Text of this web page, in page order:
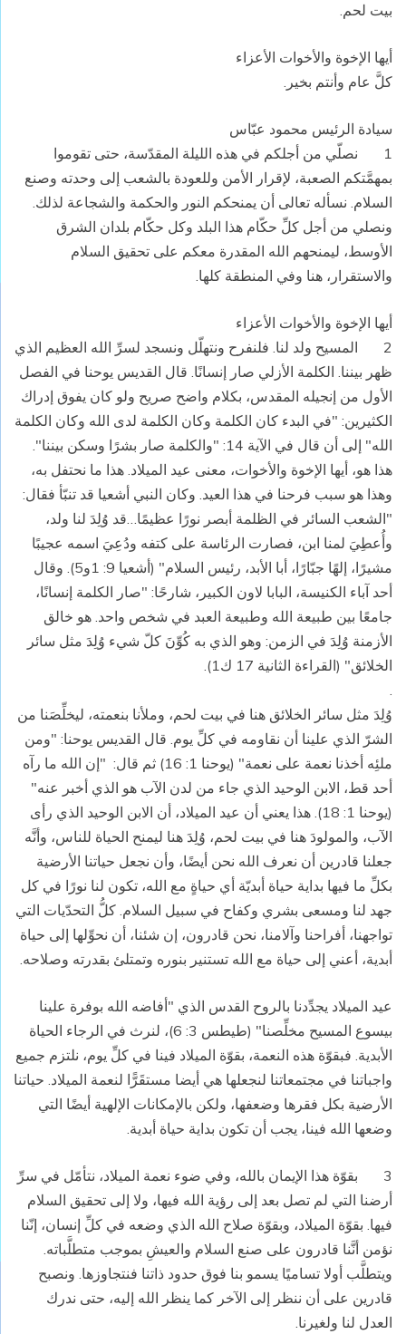
بيت لحم.
أيها الإخوة والأخوات الأعزاء
كلَّ عام وأنتم بخير.
سيادة الرئيس محمود عبّاس
1 نصلّي من أجلكم في هذه الليلة المقدّسة، حتى تقوموا
بمهمَّتكم الصعبة، لإقرار الأمن وللعودة بالشعب إلى وحدته وصنع
السلام. نسأله تعالى أن يمنحكم النور والحكمة والشجاعة لذلك.
ونصلي من أجل كلِّ حكّام هذا البلد وكل حكّام بلدان الشرق
الأوسط، ليمنحهم الله المقدرة معكم على تحقيق السلام
والاستقرار، هنا وفي المنطقة كلها.
أيها الإخوة والأخوات الأعزاء
2 المسيح ولد لنا. فلنفرح ونتهلّل ونسجد لسرِّ الله العظيم الذي
ظهر بيننا. الكلمة الأزلي صار إنسانًا. قال القديس يوحنا في الفصل
الأول من إنجيله المقدس، بكلام واضح صريح ولو كان يفوق إدراك
الكثيرين: "في البدء كان الكلمة وكان الكلمة لدى الله وكان الكلمة
الله" إلى أن قال في الآية 14: "والكلمة صار بشرًا وسكن بيننا".
هذا هو، أيها الإخوة والأخوات، معنى عيد الميلاد. هذا ما نحتفل به،
وهذا هو سبب فرحنا في هذا العيد. وكان النبي أشعيا قد تنبّأ فقال:
"الشعب السائر في الظلمة أبصر نورًا عظيمًا…قد وُلِدَ لنا ولد،
وأُعطِيَ لمنا ابن، فصارت الرئاسة على كتفه ودُعِيَ اسمه عجيبًا
مشيرًا، إلهًا جبّارًا، أبا الأبد، رئيس السلام" (أشعيا 9: 1و5). وقال
أحد آباء الكنيسة، البابا لاون الكبير، شارحًا: "صار الكلمة إنسانًا،
جامعًا بين طبيعة الله وطبيعة العبد في شخص واحد. هو خالق
الأزمنة وُلِدَ في الزمن: وهو الذي به كُوِّنَ كلّ شيء وُلِدَ مثل سائر
الخلائق" (القراءة الثانية 17 ك1).
.
وُلِدَ مثل سائر الخلائق هنا في بيت لحم، وملأنا بنعمته، ليخلِّصَنا من
الشرّ الذي علينا أن نقاومه في كلِّ يوم. قال القديس يوحنا: "ومن
ملئِه أخذنا نعمة على نعمة" (يوحنا 1: 16) ثم قال: "إن الله ما رآه
أحد قط، الابن الوحيد الذي جاء من لدن الآب هو الذي أخبر عنه"
(يوحنا 1: 18). هذا يعني أن عيد الميلاد، أن الابن الوحيد الذي رأى
الآب، والمولودَ هنا في بيت لحم، وُلِدَ هنا ليمنح الحياة للناس، وأنَّه
جعلنا قادرين أن نعرف الله نحن أيضًا، وأن نجعل حياتنا الأرضية
بكلِّ ما فيها بداية حياة أبديّة أي حياةٍ مع الله، تكون لنا نورًا في كل
جهد لنا ومسعى بشري وكفاح في سبيل السلام. كلُّ التحدّيات التي
تواجهنا، أفراحنا وآلامنا، نحن قادرون، إن شئنا، أن نحوِّلها إلى حياة
أبدية، أعني إلى حياة مع الله تستنير بنوره وتمتلئ بقدرته وصلاحه.
عيد الميلاد يجدِّدنا بالروح القدس الذي "أفاضه الله بوفرة علينا
بيسوع المسيح مخلِّصنا" (طيطس 3: 6)، لنرث في الرجاء الحياة
الأبدية. فبقوّة هذه النعمة، بقوّة الميلاد فينا في كلِّ يوم، نلتزم جميع
واجباتنا في مجتمعاتنا لنجعلها هي أيضا مستقَرًّا لنعمة الميلاد. حياتنا
الأرضية بكل فقرها وضعفها، ولكن بالإمكانات الإلهية أيضًا التي
وضعها الله فينا، يجب أن تكون بداية حياة أبدية.
3 بقوّة هذا الإيمان بالله، وفي ضوء نعمة الميلاد، نتأمّل في سرِّ
أرضنا التي لم تصل بعد إلى رؤية الله فيها، ولا إلى تحقيق السلام
فيها. بقوّة الميلاد، وبقوّة صلاح الله الذي وضعه في كلِّ إنسان، إنّنا
نؤمن أنَّنا قادرون على صنع السلام والعيشِ بموجب متطلَّباته.
ويتطلَّب أولا تساميًا يسمو بنا فوق حدود ذاتنا فنتجاوزها. ونصبح
قادرين على أن ننظر إلى الآخر كما ينظر الله إليه، حتى ندرك
العدل لنا ولغيرنا.